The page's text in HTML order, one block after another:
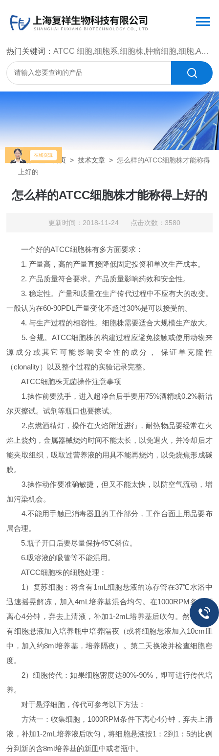
热门关键词：ATCC 细胞,细胞系,细胞株,肿瘤细胞,细胞,ATCC 菌种，CMCC 菌种，标准菌株，质控菌种，微生物菌种，菌株，菌种
当前位置：首页 >技术文章 >怎么样的ATCC细胞株才能称得
上好的
怎么样的ATCC细胞株才能称得上好的
更新时间：2018-11-24 点击次数：3580
一个好的ATCC细胞株有多方面要求：
1. 产量高，高的产量直接降低固定投资和单次生产成本。
2. 产品质量符合要求。产品质量影响药效和安全性。
3. 稳定性。产量和质量在生产传代过程中不应有大的改变。
一般认为在60-90PDL产量变化不超过30%是可以接受的。
4. 与生产过程的相容性。细胞株需要适合大规模生产放大。
5. 合规。ATCC细胞株的构建过程应避免接触或使用动物来
源成分或其它可能影响安全性的成分， 保证单克隆性
（clonality）以及整个过程的实验记录完整。
ATCC细胞株无菌操作注意事项
1.操作前要洗手，进入超净台后手要用75%酒精或0.2%新洁
尔灭擦试。试剂等瓶口也要擦试。
2.点燃酒精灯，操作在火焰附近进行，耐热物品要经常在火
焰上烧灼，金属器械烧灼时间不能太长，以免退火，并冷却后才
能夹取组织，吸取过营养液的用具不能再烧灼，以免烧焦形成碳
膜。
3.操作动作要准确敏捷，但又不能太快，以防空气流动，增
加污染机会。
4.不能用手触已消毒器皿的工作部分，工作台面上用品要布
局合理。
5.瓶子开口后要尽量保持45℃斜位。
6.吸溶液的吸管等不能混用。
ATCC细胞株的细胞处理：
1）复苏细胞：将含有1mL细胞悬液的冻存管在37℃水浴中
迅速摇晃解冻，加入4mL培养基混合均匀。在1000RPM条件下
离心4分钟，弃去上清液，补加1-2mL培养基后吹匀。然后将所
有细胞悬液加入培养瓶中培养隔夜（或将细胞悬液加入10cm皿
中，加入约8ml培养基，培养隔夜）。第二天换液并检查细胞密
度。
2）细胞传代：如果细胞密度达80%-90%，即可进行传代培
养。
对于悬浮细胞，传代可参考以下方法：
方法一：收集细胞，1000RPM条件下离心4分钟，弃去上清
液，补加1-2mL培养液后吹匀，将细胞悬液按1：2到1：5的比例
分到新的含8ml培养基的新皿中或者瓶中。